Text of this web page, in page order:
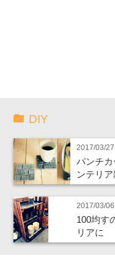
DIY
2017/03/27
パンチ
ンテリ
2017/03/06
100均す
リアに